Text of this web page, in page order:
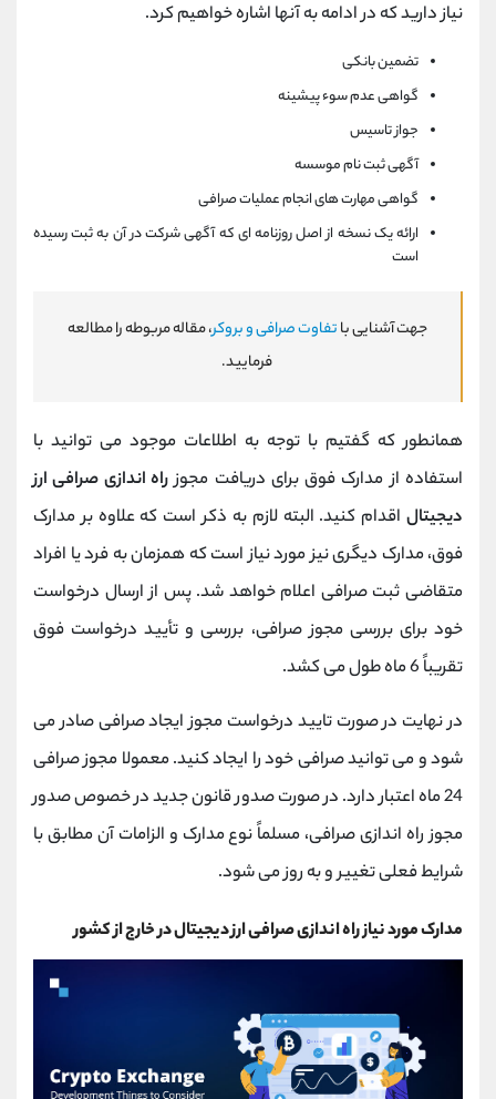
نیاز دارید که در ادامه به آنها اشاره خواهیم کرد.
تضمین بانکی
گواهی عدم سوء پیشینه
جواز تاسیس
آگهی ثبت نام موسسه
گواهی مهارت های انجام عملیات صرافی
ارائه یک نسخه از اصل روزنامه ای که آگهی شرکت در آن به ثبت رسیده
است
جهت آشنایی باتفاوت صرافی و بروکر، مقاله مربوطه را مطالعه
فرمایید.
همانطور که گفتیم با توجه به اطلاعات موجود می توانید با
استفاده از مدارک فوق برای دریافت مجوزراه اندازی صرافی ارز
دیجیتال اقدام کنید. البته لازم به ذکر است که علاوه بر مدارک
فوق، مدارک دیگری نیز مورد نیاز است که همزمان به فرد یا افراد
متقاضی ثبت صرافی اعلام خواهد شد. پس از ارسال درخواست
خود برای بررسی مجوز صرافی، بررسی و تأیید درخواست فوق
تقریباً 6 ماه طول می کشد.
در نهایت در صورت تایید درخواست مجوز ایجاد صرافی صادر می
شود و می توانید صرافی خود را ایجاد کنید. معمولا مجوز صرافی
24 ماه اعتبار دارد. در صورت صدور قانون جدید در خصوص صدور
مجوز راه اندازی صرافی، مسلماً نوع مدارک و الزامات آن مطابق با
شرایط فعلی تغییر و به روز می شود.
مدارک مورد نیاز راه اندازی صرافی ارز دیجیتال در خارج از کشور